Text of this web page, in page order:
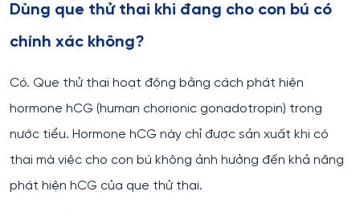
Dùng que thử thai khi đang cho con bú có
chính xác không?
Có. Que thử thai hoạt động bằng cách phát hiện
hormone hCG (human chorionic gonadotropin) trong
nước tiểu. Hormone hCG này chỉ được sản xuất khi có
thai mà việc cho con bú không ảnh hưởng đến khả năng
phát hiện hCG của que thử thai.